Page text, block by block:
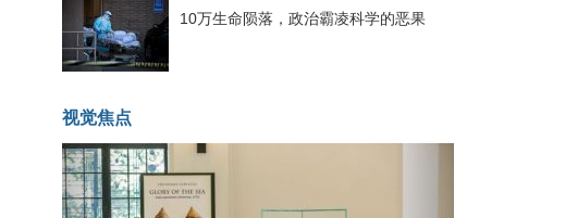
10万生命陨落，政治霸凌科学的恶果
视觉焦点